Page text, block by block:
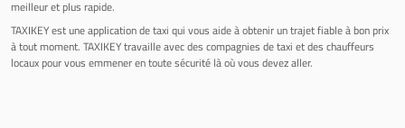
meilleur et plus rapide.
TAXIKEY est une application de taxi qui vous aide à obtenir un trajet fiable à bon prix
à tout moment. TAXIKEY travaille avec des compagnies de taxi et des chauffeurs
locaux pour vous emmener en toute sécurité là où vous devez aller.